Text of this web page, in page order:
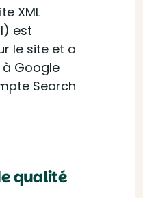
XML
est
le site et a
Google
Search
qualité